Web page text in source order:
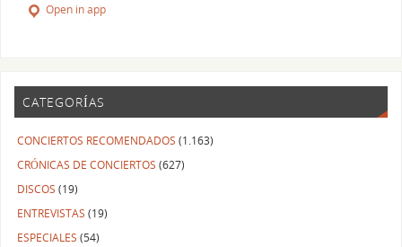
Open in app
CATEGORÍAS
CONCIERTOS RECOMENDADOS (1.163)
CRÓNICAS DE CONCIERTOS (627)
DISCOS (19)
ENTREVISTAS (19)
ESPECIALES (54)